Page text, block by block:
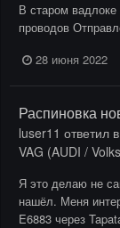
В старом
проводов
28 июня 2022
Распиновка
luser11 ответил
VAG (AUDI /
Я это делаю не
нашёл. Меня
E6883 через